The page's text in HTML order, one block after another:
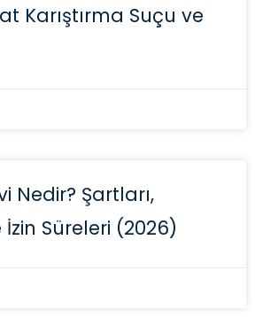
Karıştırma Suçu ve
Nedir? Şartları,
İzin Süreleri (2026)